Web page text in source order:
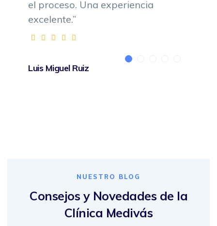
el proceso. Una experiencia
excelente.”
Luis Miguel Ruiz
NUESTRO BLOG
Consejos y Novedades de la
Clínica Medivás